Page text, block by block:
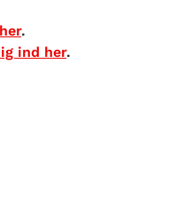
.
ind her.